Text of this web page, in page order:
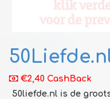
€2,40 CashBack
50liefde.nl is de